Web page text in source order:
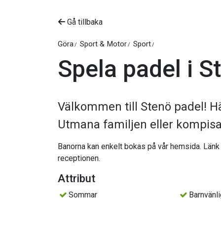
Gå tillbaka
Göra Sport & Motor Sport
Spela padel i
Välkommen till Stenö padel!
Utmana familjen eller
Banorna kan enkelt bokas på vår hemsida.
receptionen.
Attribut
Sommar